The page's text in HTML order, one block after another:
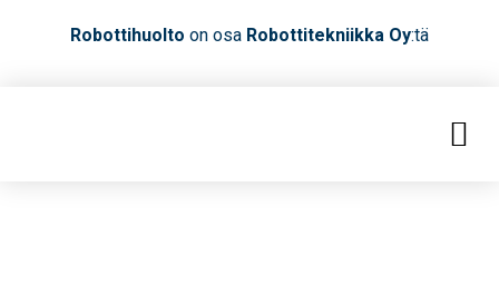
Robottihuolto on osa Robottitekniikka Oy:tä